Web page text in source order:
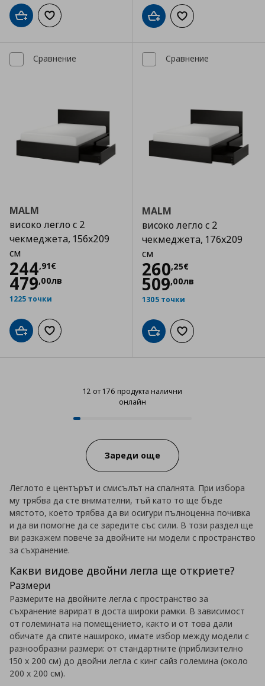
Добави в кошницата
Добави към списъка с любимиДобави в кошницата
Добави към
Сравнение
MALM
високо легло с 2
чекмеджета, 156x209
см
244,91€
Цена
479,00лв
1225 точки
Добави в кошницата
Добави към списъка с любими
Сравнение
MALM
високо легло с 2
чекмеджета, 176x209
см
260,25€
Цена
509,00лв
1305 точки
Добави в кошницата
Добави към
12 от 176 продукта налични
онлайн
12 от 176 продукта налични
Progress:
Зареди още
Леглото е центърът и смисълът на спалнята. При избора
му трябва да сте внимателни, тъй като то ще бъде
мястото, което трябва да ви осигури пълноценна почивка
и да ви помогне да се заредите със сили. В този раздел ще
ви разкажем повече за двойните ни модели с пространство
за съхранение.
Какви видове двойни легла ще откриете?
Размери
Размерите на двойните легла с пространство за
съхранение варират в доста широки рамки. В зависимост
от големината на помещението, както и от това дали
обичате да спите нашироко, имате избор между модели с
разнообразни размери: от стандартните (приблизително
150 х 200 см) до двойни легла с кинг сайз големина (около
200 х 200 см).